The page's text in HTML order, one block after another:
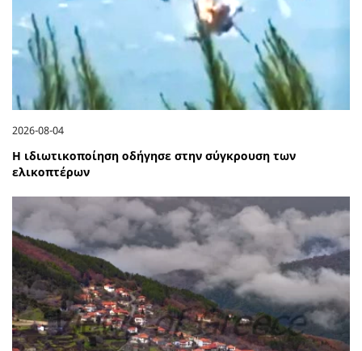
2026-08-04
Η ιδιωτικοποίηση οδήγησε στην σύγκρουση των
ελικοπτέρων